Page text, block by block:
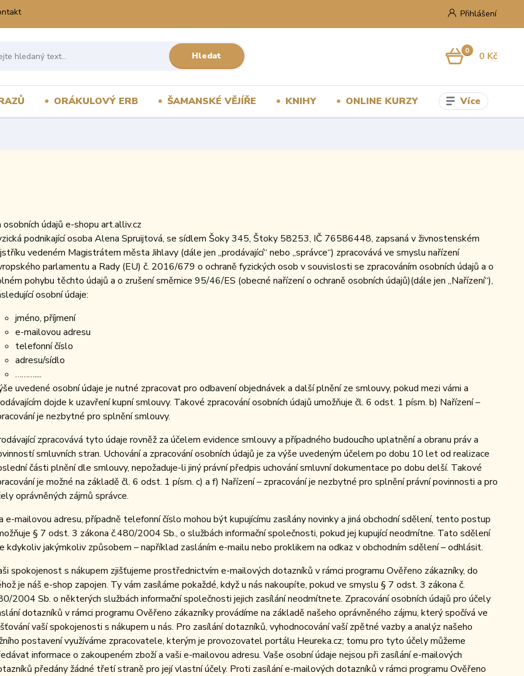
Přihlášení
Hledat 0 0 Kč
ORÁKULOVÝ ERB ŠAMANSKÉ VĚJÍŘE KNIHY ONLINE KURZY Více
osobních údajů e-shopu art.alliv.cz
podnikající osoba Alena Spruijtová, se sídlem Šoky 345, Štoky 58253, IČ 76586448, zapsaná v živnostenském
vedeném Magistrátem města Jihlavy (dále jen „prodávající“ nebo „správce“) zpracovává ve smyslu nařízení
parlamentu a Rady (EU) č. 2016/679 o ochraně fyzických osob v souvislosti se zpracováním osobních údajů a o
pohybu těchto údajů a o zrušení směrnice 95/46/ES (obecné nařízení o ochraně osobních údajů)(dále jen „Nařízení“),
osobní údaje:
jméno, příjmení
e-mailovou adresu
telefonní číslo
adresu/sídlo
………....
uvedené osobní údaje je nutné zpracovat pro odbavení objednávek a další plnění ze smlouvy, pokud mezi vámi a
dojde k uzavření kupní smlouvy. Takové zpracování osobních údajů umožňuje čl. 6 odst. 1 písm. b) Nařízení –
je nezbytné pro splnění smlouvy.
zpracovává tyto údaje rovněž za účelem evidence smlouvy a případného budoucího uplatnění a obranu práv a
smluvních stran. Uchování a zpracování osobních údajů je za výše uvedeným účelem po dobu 10 let od realizace
části plnění dle smlouvy, nepožaduje-li jiný právní předpis uchování smluvní dokumentace po dobu delší. Takové
je možné na základě čl. 6 odst. 1 písm. c) a f) Nařízení – zpracování je nezbytné pro splnění právní povinnosti a pro
oprávněných zájmů správce.
e-mailovou adresu, případně telefonní číslo mohou být kupujícímu zasílány novinky a jiná obchodní sdělení, tento postup
§ 7 odst. 3 zákona č.480/2004 Sb., o službách informační společnosti, pokud jej kupující neodmítne. Tato sdělení
kdykoliv jakýmkoliv způsobem – například zasláním e-mailu nebo proklikem na odkaz v obchodním sdělení – odhlásit.
spokojenost s nákupem zjišťujeme prostřednictvím e-mailových dotazníků v rámci programu Ověřeno zákazníky, do
je náš e-shop zapojen. Ty vám zasíláme pokaždé, když u nás nakoupíte, pokud ve smyslu § 7 odst. 3 zákona č.
2004 Sb. o některých službách informační společnosti jejich zasílání neodmítnete. Zpracování osobních údajů pro účely
dotazníků v rámci programu Ověřeno zákazníky provádíme na základě našeho oprávněného zájmu, který spočívá ve
vaší spokojenosti s nákupem u nás. Pro zasílání dotazníků, vyhodnocování vaší zpětné vazby a analýz našeho
postavení využíváme zpracovatele, kterým je provozovatel portálu Heureka.cz; tomu pro tyto účely můžeme
informace o zakoupeném zboží a vaši e-mailovou adresu. Vaše osobní údaje nejsou při zasílání e-mailových
předány žádné třetí straně pro její vlastní účely. Proti zasílání e-mailových dotazníků v rámci programu Ověřeno